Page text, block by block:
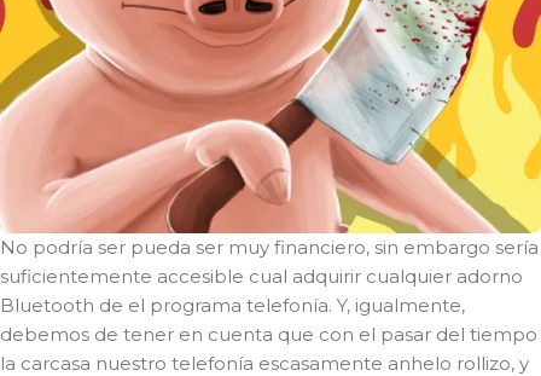
No podrí­a ser pueda ser muy financiero, sin embargo serí­a
suficientemente accesible cual adquirir cualquier adorno
Bluetooth de el programa telefonía. Y, igualmente,
debemos de tener en cuenta que con el pasar del tiempo
la carcasa nuestro telefonía escasamente anhelo rollizo, y